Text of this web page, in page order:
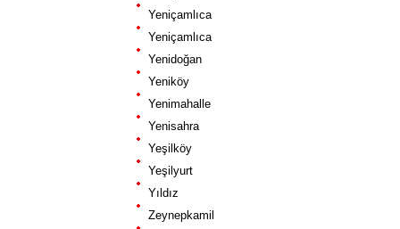
Yeniçamlıca
Yeniçamlıca
Yenidoğan
Yeniköy
Yenimahalle
Yenisahra
Yeşilköy
Yeşilyurt
Yıldız
Zeynepkamil